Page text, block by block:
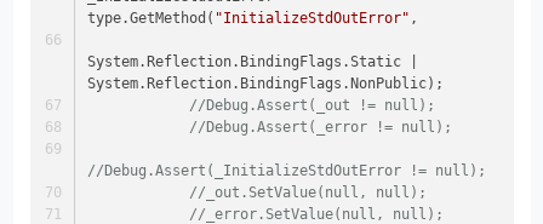
type.GetMethod( "InitializeStdOutError" ,
System.Reflection.BindingFlags.Static |
System.Reflection.BindingFlags.NonPublic);
//Debug.Assert(_out != null);
//Debug.Assert(_error != null);
//Debug.Assert(_InitializeStdOutError != null);
//_out.SetValue(null, null);
//_error.SetValue(null, null);